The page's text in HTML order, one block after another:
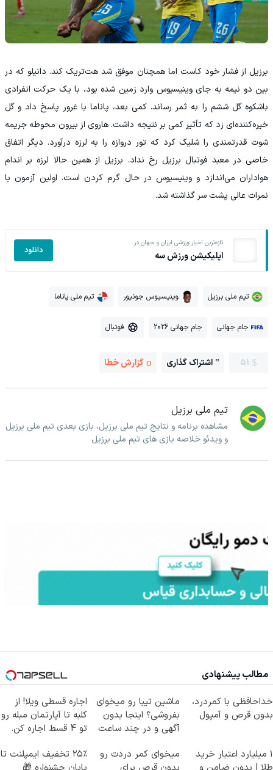
برزیل از فشار خود کاست اما همچنان موفق شد هت‌تریک کند. دانیلو که در
بین دو نیمه به جای وینیسیوس وارد زمین شده بود، با یک حرکت انفرادی
باشکوه گل ششم را به ثمر رساند. کمی بعد، پاناما با غرور پاسخ داد و گل
خیره‌کننده‌ای زد که تأثیر کمی بر نتیجه داشت. هاروی از بیرون محوطه جریمه
شوت قدرتمندی را شلیک کرد که تور دروازه را به لرزه درآورد. دیگر اتفاق
خاصی در معبد فوتبال برزیل رخ نداد. برزیل از همین حالا لرزه بر اندام
هواداران می‌اندازد و وینیسیوس در حال گرم کردن است. اولین آزمون با
نمرات عالی پشت سر گذاشته شد.
تازه‌ترین اخبار ورزشی ایران و جهان در
اپلیکیشن ورزش سه دانلود
تیم ملی برزیل وینیسیوس جونیور تیم ملی پاناما
جام جهانی جام جهانی 2026 فوتبال
51 اشتراک گذاری گزارش خطا
تیم ملی برزیل
مشاهده برنامه و نتایج تیم ملی برزیل، بازی بعدی تیم ملی برزیل
و ویدئو خلاصه بازی های تیم ملی برزیل
مطالب پیشنهادی
خداحافظی با کمردرد،
بدون قرص و آمپول
ماشین تیبا رو میخوای
بفروشی؟ اینجا بدون
آگهی و در چند ساعت
اجاره‌ قسطی ویلا! از
کلبه تا آپارتمان مبله رو
تو 4 قسط اجاره کن.
۱ میلیارد اعتبار خرید
میخوای کمر دردت رو
۲۵٪ تخفیف ایمپلنت تا